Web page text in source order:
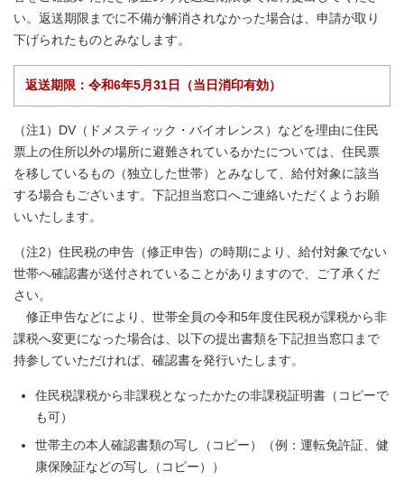
い。返送期限までに不備が解消されなかった場合は、申請が取り
下げられたものとみなします。
返送期限：令和6年5月31日（当日消印有効）
（注1）DV（ドメスティック・バイオレンス）などを理由に住民
票上の住所以外の場所に避難されているかたについては、住民票
を移しているもの（独立した世帯）とみなして、給付対象に該当
する場合もございます。下記担当窓口へご連絡いただくようお願
いいたします。
（注2）住民税の申告（修正申告）の時期により、給付対象でない
世帯へ確認書が送付されていることがありますので、ご了承くだ
さい。
修正申告などにより、世帯全員の令和5年度住民税が課税から非
課税へ変更になった場合は、以下の提出書類を下記担当窓口まで
持参していただければ、確認書を発行いたします。
住民税課税から非課税となったかたの非課税証明書（コピーで
も可）
世帯主の本人確認書類の写し（コピー）（例：運転免許証、健
康保険証などの写し（コピー））